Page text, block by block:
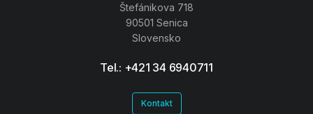
Štefánikova 718
90501 Senica
Slovensko
Tel.: +421 34 6940711
Kontakt